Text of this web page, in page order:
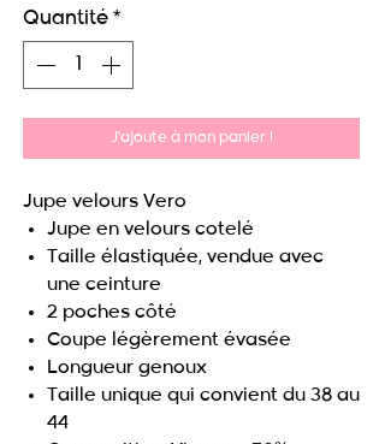
Quantité *
J'ajoute à mon panier !
Jupe velours Vero
Jupe en velours cotelé
Taille élastiquée, vendue avec
une ceinture
2 poches côté
Coupe légèrement évasée
Longueur genoux
Taille unique qui convient du 38 au
44